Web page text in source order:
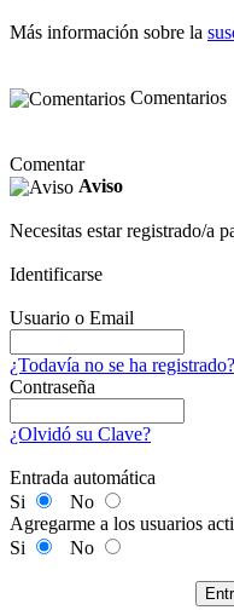
Más información sobre la
Comentarios
Comentar
Aviso
Necesitas estar registrado/a
Identificarse
Usuario o Email
¿Todavía no se ha registrado?
Contraseña
¿Olvidó su Clave?
Entrada automática
Si
No
Agregarme a los usuarios
Si
No